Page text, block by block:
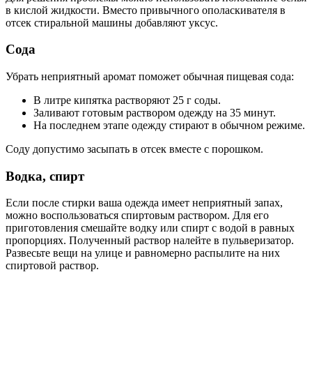
в кислой жидкости. Вместо привычного ополаскивателя в
отсек стиральной машины добавляют уксус.
Сода
Убрать неприятный аромат поможет обычная пищевая сода:
В литре кипятка растворяют 25 г соды.
Заливают готовым раствором одежду на 35 минут.
На последнем этапе одежду стирают в обычном режиме.
Соду допустимо засыпать в отсек вместе с порошком.
Водка, спирт
Если после стирки ваша одежда имеет неприятный запах,
можно воспользоваться спиртовым раствором. Для его
приготовления смешайте водку или спирт с водой в равных
пропорциях. Полученный раствор налейте в пульверизатор.
Развесьте вещи на улице и равномерно распылите на них
спиртовой раствор.